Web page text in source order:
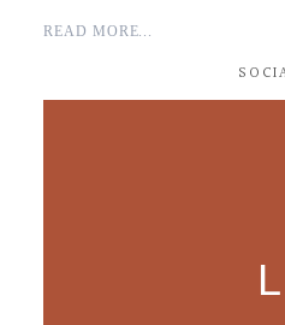
READ MORE...
L